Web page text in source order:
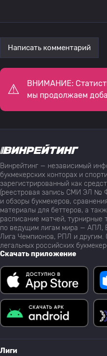
Написать комментарий
ВНИМАНИЕ:
мы продолжаем
Винрейтинг — независимый
букмекерских конторах и
зарегистрированный как
(реестровая запись СМИ ЭЛ №
и обзоры букмекеров,
материалы для беттеров, а
расписание матчей, турнирные
по ведущим лигам мира — АПЛ,
Лига Чемпионов, РПЛ и другим.
легальных российских
Скачать приложение
Лиги